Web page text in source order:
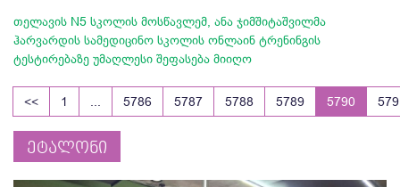
თელავის N5 სკოლის მოსწავლემ, ანა ჯიმშიტაშვილმა
ჰარვარდის სამედიცინო სკოლის ონლაინ ტრენინგის
ტესტირებაზე უმაღლესი შეფასება მიიღო
<< 1 5786 5787 5788 5789 5790
ეტალონი